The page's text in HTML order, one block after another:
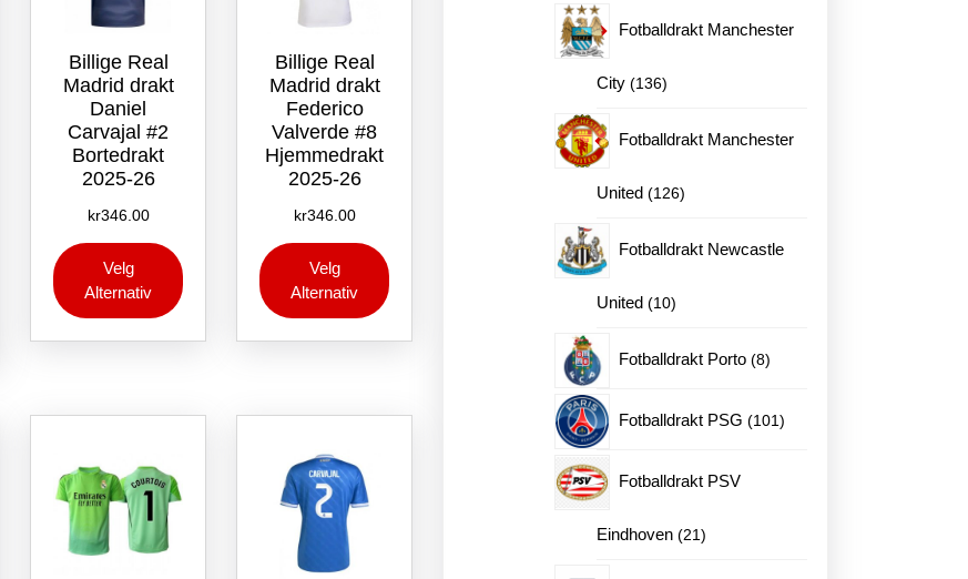
Billige Real
Madrid drakt
Daniel
Carvajal #2
Bortedrakt
2025-26
kr346.00
Velg
Alternativ
produktet
har
varianter.
velges
Billige Real
Madrid drakt
Federico
Valverde #8
Hjemmedrakt
2025-26
kr346.00
Velg
Alternativ
produktet
har
varianter.
velges
Fotballdrakt Manchester
City 136136
Fotballdrakt Manchester
United 126126
Fotballdrakt Newcastle
United 1010
Fotballdrakt Porto 88
Fotballdrakt PSG 101101
Fotballdrakt PSV
Eindhoven 2121